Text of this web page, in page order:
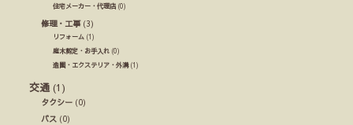
住宅メーカー・代理店 (0)
修理・工事(3)
リフォーム (1)
庭木剪定・お手入れ (0)
造園・エクステリア・外溝(1)
交通 (1)
タクシー (0)
バス (0)